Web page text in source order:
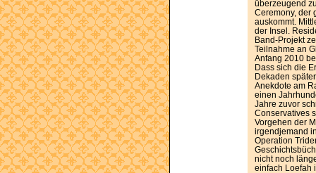
überzeugend
Ceremony, der
auskommt.
der Insel.
Band-Projekt
Teilnahme an
Anfang 2010
Dass sich die
Dekaden
Anekdote am
einen
Jahre zuvor
Conservatives
Vorgehen der
irgendjemand
Operation
nicht noch
einfach Loefah